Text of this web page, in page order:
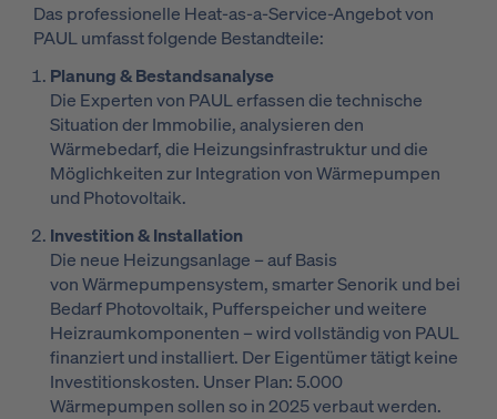
Das professionelle Heat-as-a-Service-Angebot von
PAUL umfasst folgende Bestandteile:
Planung & Bestandsanalyse
Die Experten von PAUL erfassen die technische
Situation der Immobilie, analysieren den
Wärmebedarf, die Heizungsinfrastruktur und die
Möglichkeiten zur Integration von Wärmepumpen
und Photovoltaik.
Investition & Installation
Die neue Heizungsanlage – auf Basis
von Wärmepumpensystem, smarter Senorik und bei
Bedarf Photovoltaik, Pufferspeicher und weitere
Heizraumkomponenten – wird vollständig von PAUL
finanziert und installiert. Der Eigentümer tätigt keine
Investitionskosten. Unser Plan: 5.000
Wärmepumpen sollen so in 2025 verbaut werden.